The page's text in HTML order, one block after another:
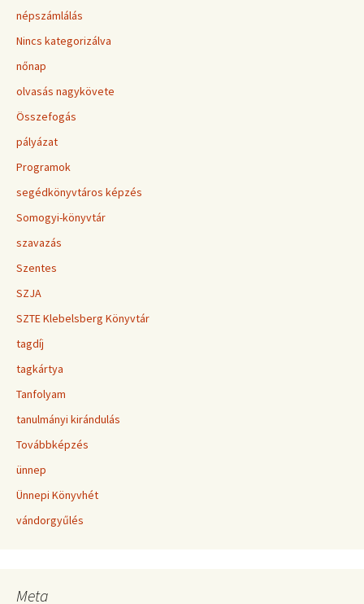
népszámlálás
Nincs kategorizálva
nőnap
olvasás nagykövete
Összefogás
pályázat
Programok
segédkönyvtáros képzés
Somogyi-könyvtár
szavazás
Szentes
SZJA
SZTE Klebelsberg Könyvtár
tagdíj
tagkártya
Tanfolyam
tanulmányi kirándulás
Továbbképzés
ünnep
Ünnepi Könyvhét
vándorgyűlés
Meta